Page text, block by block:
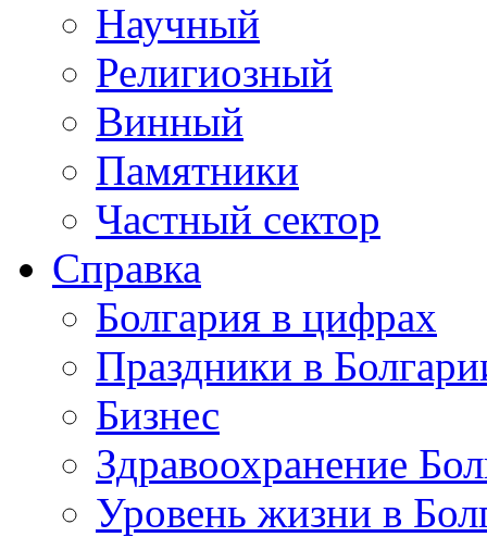
Научный
Религиозный
Винный
Памятники
Частный сектор
Справка
Болгария в цифрах
Праздники в
Бизнес
Здравоохранение
Уровень жизни в